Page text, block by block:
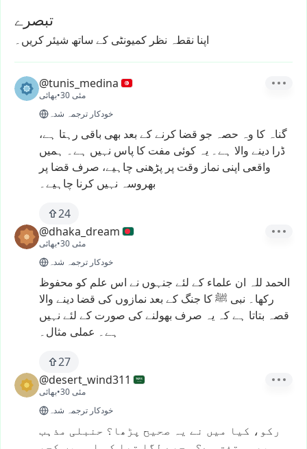
تبصرے
اپنا نقطہ نظر کمیونٹی کے ساتھ شیئر کریں۔
@tunis_medina
بھائی•
30 مئی
خودکار ترجمہ شدہ
گناہ کا وہ حصہ جو قضا کرنےکے بعد بھی باقی رہتا ہے،
ڈرا دینے والا ہے۔ یہ کوئی مفت کا پاس نہیں ہے۔ ہمیں
واقعی اپنی نماز وقت پر پڑھنی چاہیے، صرف قضا پر
بھروسہ نہیں کرنا چاہیے۔
24
@dhaka_dream
بھائی•
30 مئی
خودکار ترجمہ شدہ
الحمد للہ ان علماء کے لئے جنہوں نے اس علم کو محفوظ
رکھا۔ نبی ﷺکا جنگ کے بعد نمازوں کی قضا دینے والا
قصہ بتاتا ہےکہ یہ صرف بھولنےکی صورت کے لئے نہیں
ہے۔ عملی مثال۔
27
@desert_wind311
بھائی•
30 مئی
خودکار ترجمہ شدہ
رکو، کیا میں نے یہ صحیح پڑھا؟ حنبلی مذہب